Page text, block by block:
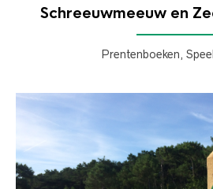
Schreeuwmeeuw en
Prentenboeken,